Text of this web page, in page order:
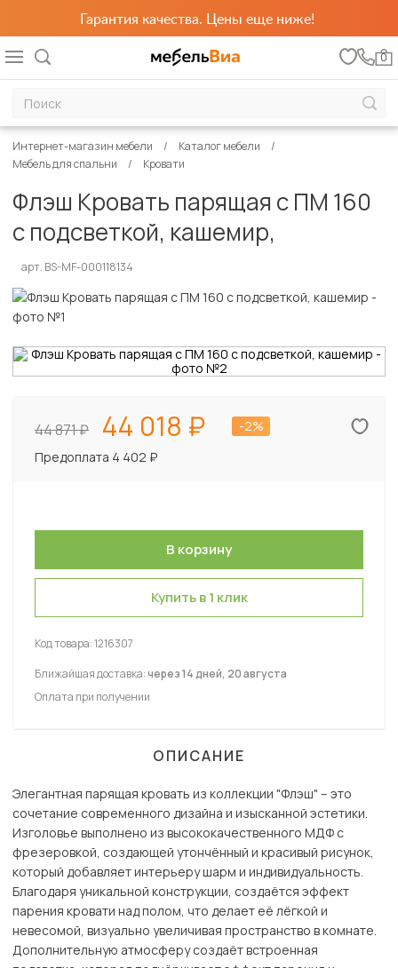
Гарантия качества. Цены еще ниже!
0
Интернет-магазин мебели
Каталог мебели
Мебель для спальни
Кровати
Флэш Кровать парящая с ПМ 160
с подсветкой, кашемир,
арт. BS-MF-000118134
44 871 44 018
-2%
Предоплата 4 402 ₽
Купить в 1 клик
Код товара:1216307
Ближайшая доставка:через 14 дней, 20 августа
Оплата при получении
ОПИСАНИЕ
Элегантная парящая кровать из коллекции "Флэш" – это
сочетание современного дизайна и изысканной эстетики.
Изголовье выполнено из высококачественного МДФ с
фрезеровкой, создающей утончённый и красивый рисунок,
который добавляет интерьеру шарм и индивидуальность.
Благодаря уникальной конструкции, создаётся эффект
парения кровати над полом, что делает её лёгкой и
невесомой, визуально увеличивая пространство в комнате.
Дополнительную атмосферу создаёт встроенная